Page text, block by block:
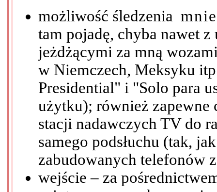
możliwość śledzenia mnie
tam pojadę, chyba nawet z
jeżdżącymi za mną
w Niemczech, Meksyku
Presidential" i "Solo para
użytku); również zapewne
stacji nadawczych TV do
samego podsłuchu (tak,
zabudowanych telefonów
wejście – za